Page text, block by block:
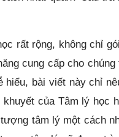
rất rộng, không chỉ
cung cấp cho
hiểu, bài viết này chỉ
khuyết của Tâm lý
tâm lý một cách